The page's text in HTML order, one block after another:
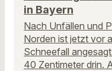
in Bayern
Nach Unfällen und
Norden ist jetzt vor
Schneefall
40 Zentimeter drin.